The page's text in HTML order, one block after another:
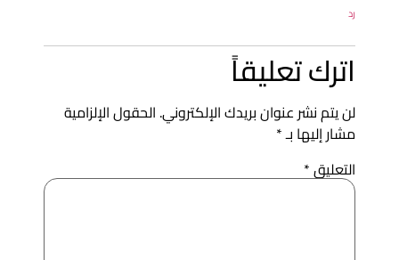
تعليقاً
يتم نشر عنوان بريدك الإلكتروني.الحقول الإلزامية
إليها بـ*
*